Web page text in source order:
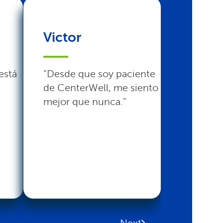
Victor
“Desde que soy paciente
de CenterWell, me siento
mejor que nunca.”